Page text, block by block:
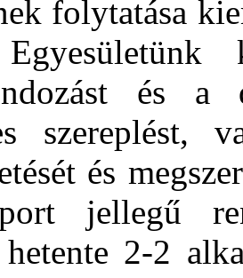
folytatása
és
szereplést,
és
jellegű
2-2